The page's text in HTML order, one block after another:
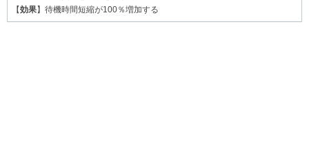
【効果】待機時間短縮が100％増加する